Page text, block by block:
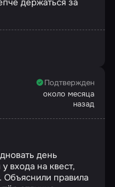
Подтвержден
около месяца
назад
день
входа на квест,
Объяснили правила